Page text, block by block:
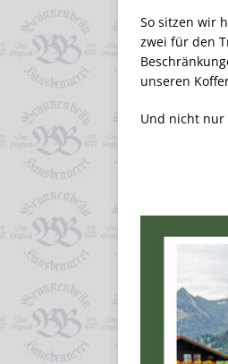
So sitzen wir
zwei für den
unseren
Und nicht